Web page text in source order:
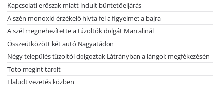
Kapcsolati erőszak miatt indult büntetőeljárás
A szén-monoxid-érzékelő hívta fel a figyelmet a bajra
A szél megnehezítette a tűzoltók dolgát Marcalinál
Összeütközött két autó Nagyatádon
Négy település tűzoltói dolgoztak Látrányban a lángok megfékezésén
Toto megint tarolt
Elaludt vezetés közben